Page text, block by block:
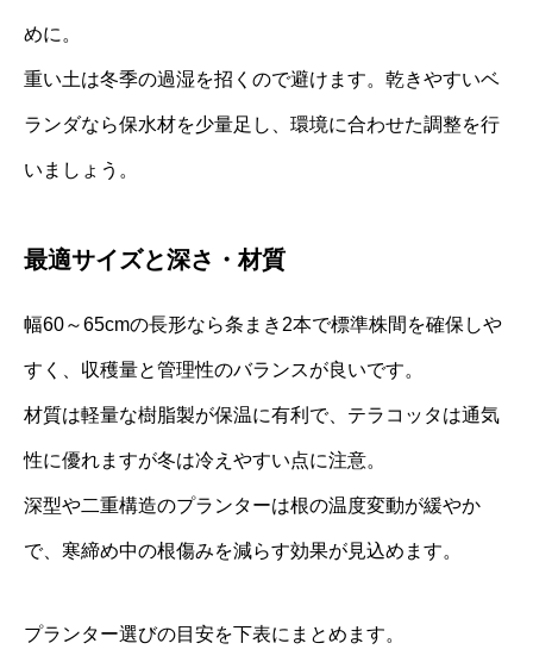
めに。
重い土は冬季の過湿を招くので避けます。乾きやすいベ
ランダなら保水材を少量足し、環境に合わせた調整を行
いましょう。
最適サイズと深さ・材質
幅60～65cmの長形なら条まき2本で標準株間を確保しや
すく、収穫量と管理性のバランスが良いです。
材質は軽量な樹脂製が保温に有利で、テラコッタは通気
性に優れますが冬は冷えやすい点に注意。
深型や二重構造のプランターは根の温度変動が緩やか
で、寒締め中の根傷みを減らす効果が見込めます。
プランター選びの目安を下表にまとめます。